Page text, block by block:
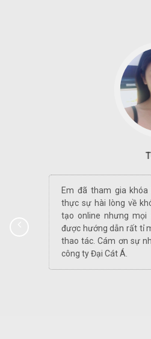
Em đã tham gia
thực sự hài lòng về
tạo online nhưng mọi
được hướng dẫn rất tỉ
thao tác. Cám ơn sự
công ty Đại Cát Á.